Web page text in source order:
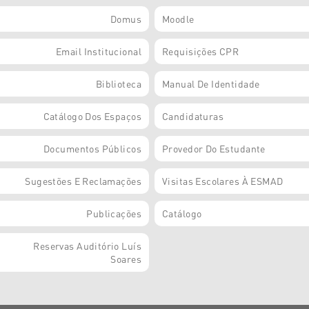
Domus Moodle
Email Institucional Requisições CPR
Biblioteca Manual De Identidade
Catálogo Dos Espaços Candidaturas
Documentos Públicos Provedor Do Estudante
Sugestões E Reclamações Visitas Escolares À ESMAD
Publicações Catálogo
Reservas Auditório Luís
Soares